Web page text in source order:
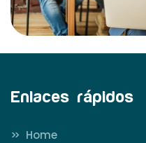
Enlaces rápidos
>>
Home